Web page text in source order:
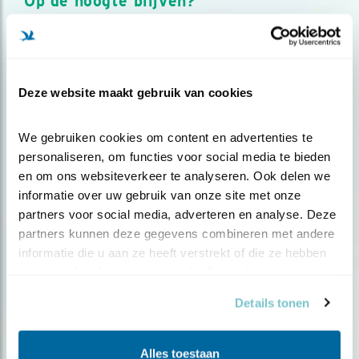
Deze website maakt gebruik van cookies
We gebruiken cookies om content en advertenties te
personaliseren, om functies voor social media te bieden
en om ons websiteverkeer te analyseren. Ook delen we
informatie over uw gebruik van onze site met onze
partners voor social media, adverteren en analyse. Deze
partners kunnen deze gegevens combineren met andere
informatie die u aan ze heeft verstrekt of die ze hebben
Details tonen
Alles toestaan
Meld je aan en ontvang nieuws, inspiratie, acties en tips
over vogels en activiteiten van Vogelbescherming.